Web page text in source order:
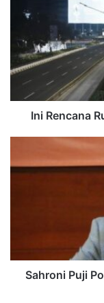
Ini Rencana
Sahroni Puji